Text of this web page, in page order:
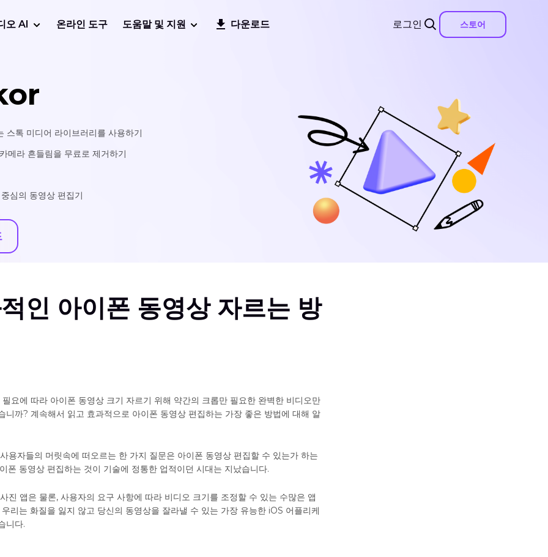
로그인 스토어
오 AI 온라인 도구 도움말 및 지원 다운로드
톡 미디어 라이브러리를 사용하기
메라 흔들림을 무료로 제거하기
심의 동영상 편집기
인 아이폰 동영상 자르는 방
요에 따라 아이폰 동영상 크기 자르기 위해 약간의 크롭만 필요한 완벽한 비디오만
니까? 계속해서 읽고 효과적으로 아이폰 동영상 편집하는 가장 좋은 방법에 대해 알
용자들의 머릿속에 떠오르는 한 가지 질문은 아이폰 동영상 편집할 수 있는가 하는
폰 동영상 편집하는 것이 기술에 정통한 업적이던 시대는 지났습니다.
진 앱은 물론, 사용자의 요구 사항에 따라 비디오 크기를 조정할 수 있는 수많은 앱
리는 화질을 잃지 않고 당신의 동영상을 잘라낼 수 있는 가장 유능한 iOS 어플리케
니다.